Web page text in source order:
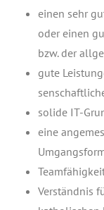
einen sehr
oder einen
bzw. der
gute
soli­de IT-
eine
Ver­ständ­nis